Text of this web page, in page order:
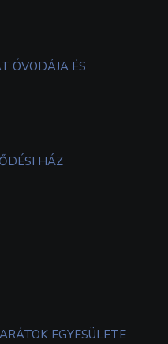
ÓVODÁJA ÉS
HÁZ
EGYESÜLETE